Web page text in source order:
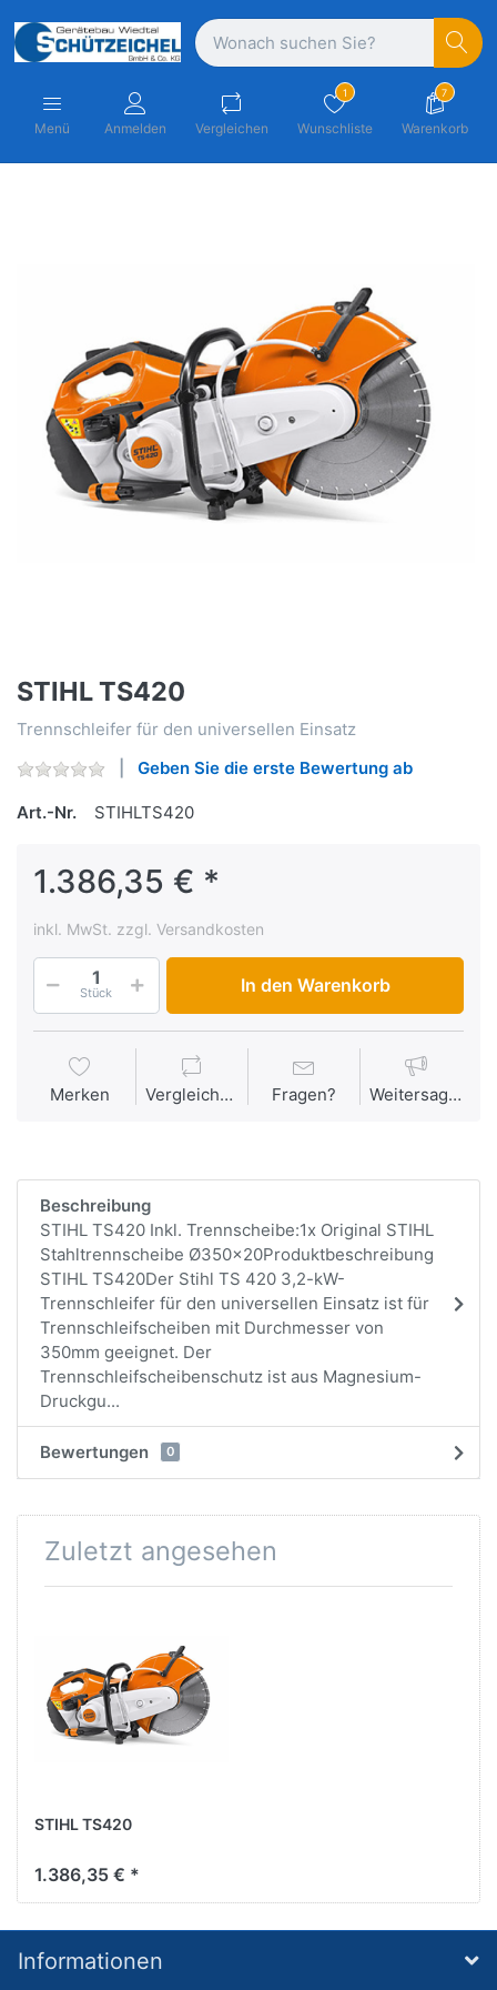
Menü Anmelden Vergleichen
1
Wunschliste
7
Warenkorb
STIHL TS420
Trennschleifer für den universellen Einsatz
Geben Sie die erste Bewertung ab
Art.-Nr. STIHLTS420
1.386,35 € *
inkl. MwSt. zzgl. Versandkosten
Stück In den Warenkorb
Merken Vergleichen Fragen? Weitersagen
Beschreibung
STIHL TS420 Inkl. Trennscheibe:1x Original STIHL
Stahltrennscheibe Ø350x20Produktbeschreibung
STIHL TS420Der Stihl TS 420 3,2-kW-
Trennschleifer für den universellen Einsatz ist für
Trennschleifscheiben mit Durchmesser von
350mm geeignet. Der
Trennschleifscheibenschutz ist aus Magnesium-
Druckgu...
Bewertungen 0
Zuletzt angesehen
STIHL TS420
1.386,35 € *
Informationen